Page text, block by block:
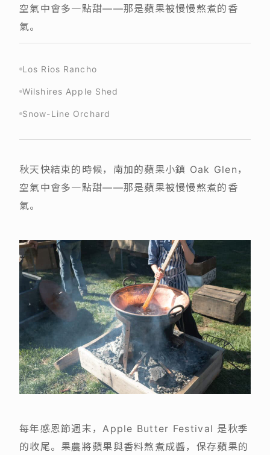
空氣中會多一點甜——那是蘋果被慢慢熬煮的香
氣。
Los Rios Rancho
Wilshires Apple Shed
Snow-Line Orchard
秋天快結束的時候，南加的蘋果小鎮 Oak Glen，
空氣中會多一點甜——那是蘋果被慢慢熬煮的香
氣。
每年感恩節週末，Apple Butter Festival 是秋季
的收尾。果農將蘋果與香料熬煮成醬，保存蘋果的